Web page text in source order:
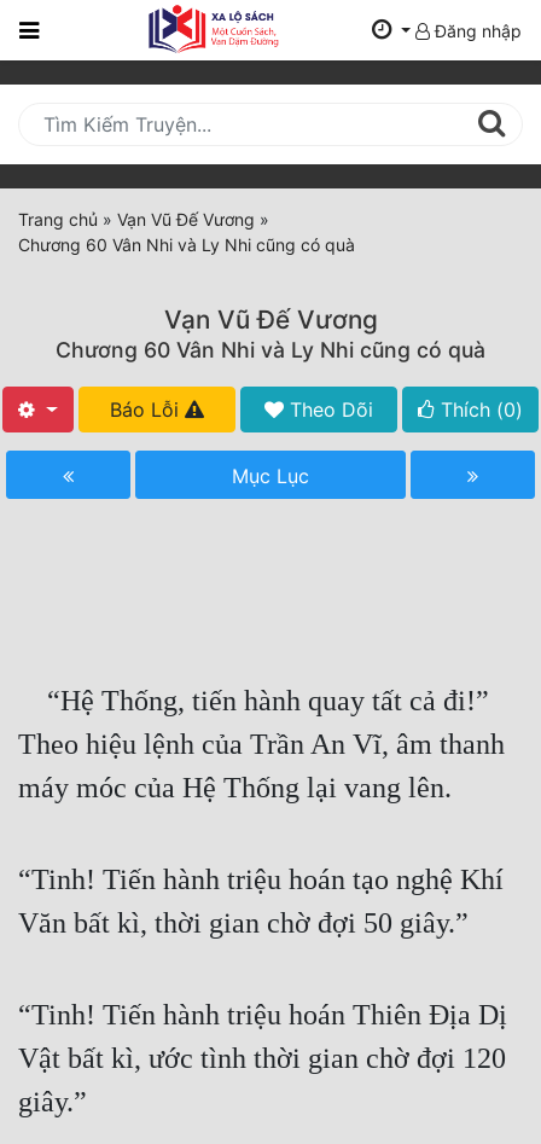
Trang
Mới
Cập
Nhật
(current)
Tất Cả
Hoàn Thành
Truyện Dịch
Xa Lộ Dịch
Cạnh Kỹ
Cổ Tiên Hiệp
Cổ Đại
Đăng nhập
Trang chủ » Vạn Vũ Đế Vương »
Chương 60 Vân Nhi và Ly Nhi cũng có quà
Vạn Vũ Đế Vương
Chương 60 Vân Nhi và Ly Nhi cũng có quà
Báo Lỗi Theo Dõi Thích (0)
Mục Lục
Theo hiệu lệnh của Trần An Vĩ, âm thanh
máy móc của Hệ Thống lại vang lên.
“Tinh! Tiến hành triệu hoán tạo nghệ Khí
Văn bất kì, thời gian chờ đợi 50 giây.”
“Tinh! Tiến hành triệu hoán Thiên Địa Dị
Vật bất kì, ước tình thời gian chờ đợi 120
giây.”